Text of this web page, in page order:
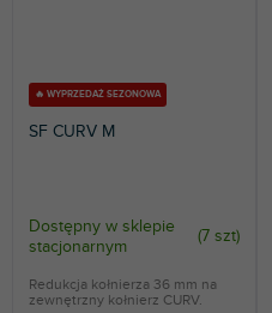
🔥 WYPRZEDAŻ SEZONOWA
SF CURV M
Dostępny w sklepie
stacjonarnym
(7 szt)
Redukcja kołnierza 36 mm na
zewnętrzny kołnierz CURV.